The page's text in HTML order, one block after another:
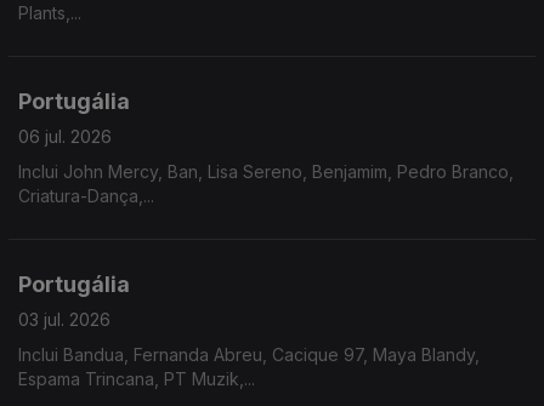
Plants,...
Portugália
06 jul. 2026
Inclui John Mercy, Ban, Lisa Sereno, Benjamim, Pedro Branco,
Criatura-Dança,...
Portugália
03 jul. 2026
Inclui Bandua, Fernanda Abreu, Cacique 97, Maya Blandy,
Espama Trincana, PT Muzik,...